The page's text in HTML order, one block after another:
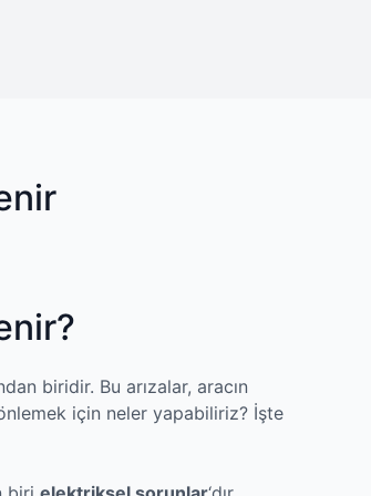
biridir. Bu arızalar, aracın
için neler yapabiliriz? İşte